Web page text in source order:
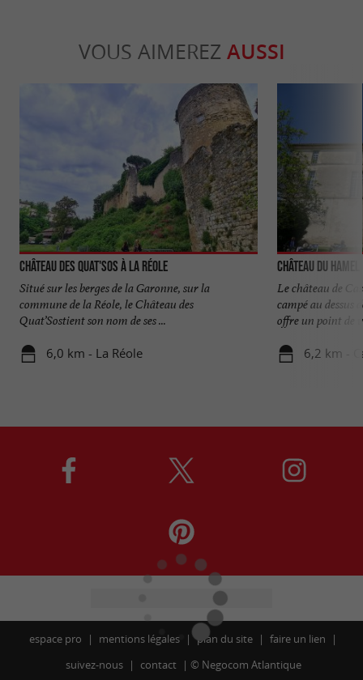
VOUS AIMEREZ AUSSI
Château des Quat'Sos à La Réole
Situé sur les berges de la Garonne, sur la
commune de la Réole, le Château des
Quat’Sostient son nom de ses ...
6,0 km - La Réole
Château du Hamel
Le château de
campé au
offre un point de
6,2 km -
espace pro mentions légales plan du site
faire un lien
suivez-nous
contact © Negocom Atlantique